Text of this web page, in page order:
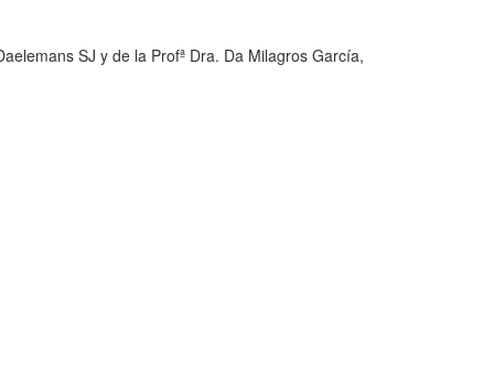
SJ y de la Profª Dra. Da Milagros García,